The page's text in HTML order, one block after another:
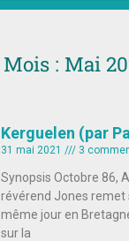
Mois : Mai
Kerguelen (par
31 mai 2021 3
Synopsis Octobre 86,
révérend Jones remet
même jour en
sur la